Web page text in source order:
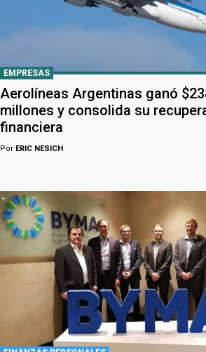
EMPRESAS
Aerolíneas Argentinas ganó
millones y consolida su
financiera
Por ERIC NESICH